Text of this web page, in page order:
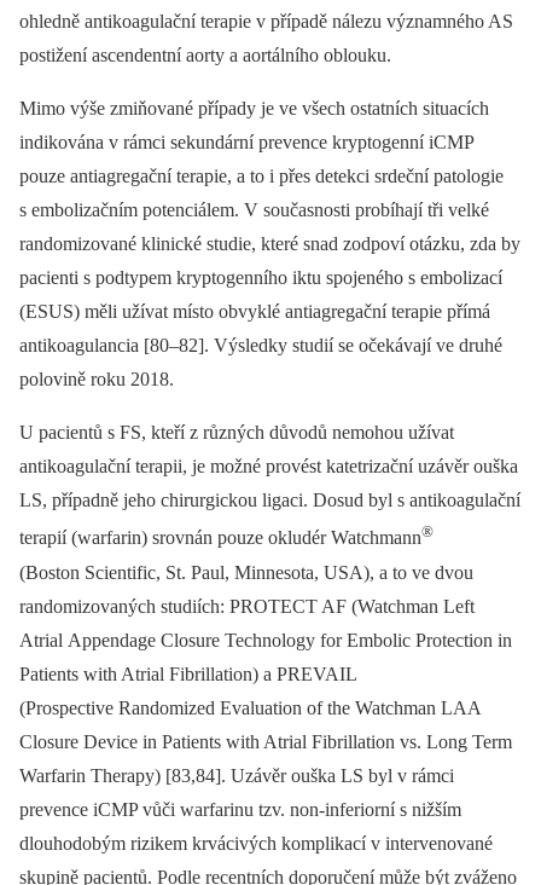
ohledně antikoagulační terapie v případě nálezu významného AS
postižení ascendentní aorty a aortálního oblouku.
Mimo výše zmiňované případy je ve všech ostatních situacích
indikována v rámci sekundární prevence kryptogenní iCMP
pouze antiagregační terapie, a to i přes detekci srdeční patologie
s embolizačním potenciálem. V současnosti probíhají tři velké
randomizované klinické studie, které snad zodpoví otázku, zda by
pacienti s podtypem kryptogenního iktu spojeného s embolizací
(ESUS) měli užívat místo obvyklé antiagregační terapie přímá
antikoagulancia [80–82]. Výsledky studií se očekávají ve druhé
polovině roku 2018.
U pacientů s FS, kteří z různých důvodů nemohou užívat
antikoagulační terapii, je možné provést katetrizační uzávěr ouška
LS, případně jeho chirurgickou ligaci. Dosud byl s antikoagulační
terapií (warfarin) srovnán pouze okludér Watchmann®
(Boston Scientific, St. Paul, Minnesota, USA), a to ve dvou
randomizovaných studiích: PROTECT AF (Watchman Left
Atrial Appendage Closure Technology for Embolic Protection in
Patients with Atrial Fibrillation) a PREVAIL
(Prospective Randomized Evaluation of the Watchman LAA
Closure Device in Patients with Atrial Fibrillation vs. Long Term
Warfarin Therapy) [83,84]. Uzávěr ouška LS byl v rámci
prevence iCMP vůči warfarinu tzv. non-inferiorní s nižším
dlouhodobým rizikem krvácivých komplikací v intervenované
skupině pacientů. Podle recentních doporučení může být zváženo